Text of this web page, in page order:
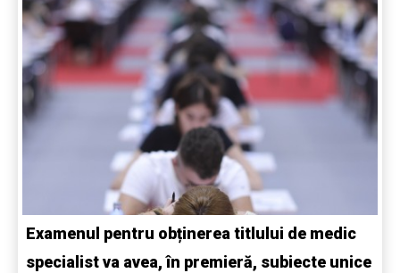
Examenul pentru obținerea titlului de medic
specialist va avea, în premieră, subiecte unice